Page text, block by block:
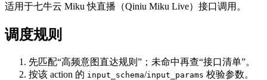
适用于七牛云 Miku 快直播（Qiniu Miku Live）接口调用。
调度规则
先匹配“高频意图直达规则”；未命中再查“接口清单”。
按该 action 的 input_schema/input_params 校验参数。